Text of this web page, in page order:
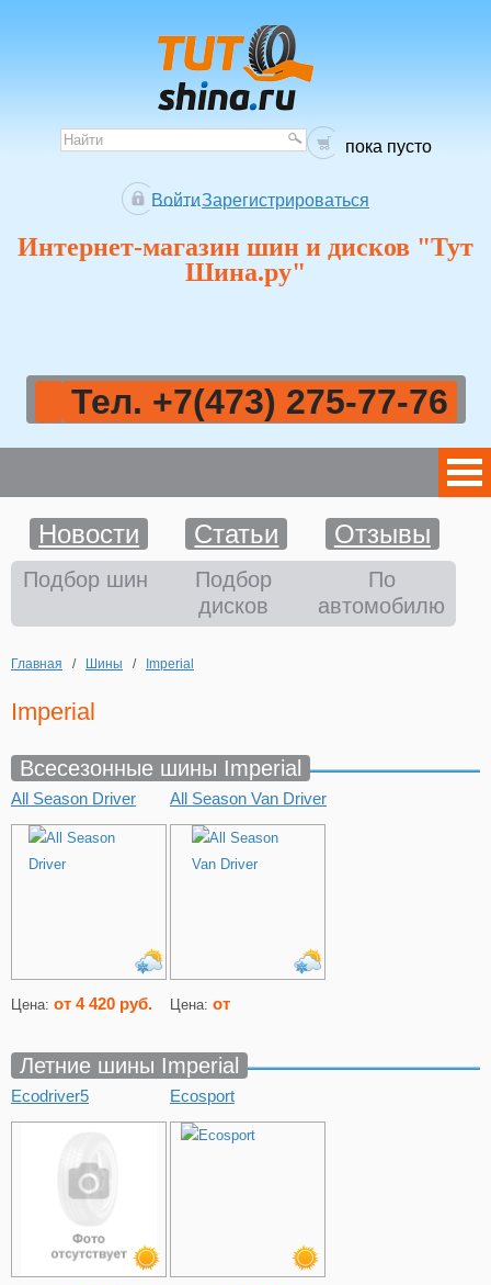
пока пусто
Зарегистрироваться
Войти
Интернет-магазин шин и дисков "Тут
Шина.ру"
Тел. +7(473) 275-77-76
Шины
Диски
Аккумуляторы
Оплата и доставка
Шиномонтаж
Новости Статьи Отзывы
Подбор шин
Подбор
дисков
По
автомобилю
Главная / Шины / Imperial
Imperial
Всесезонные шины Imperial
All Season Driver
Цена: от 4 420 руб.
All Season Van Driver
Цена: от
Летние шины Imperial
Ecodriver5 Ecosport